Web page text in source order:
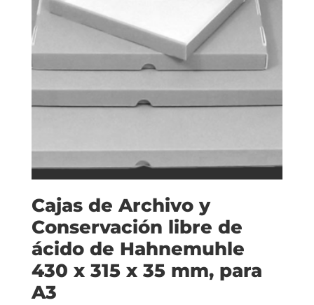
Cajas de Archivo y
Conservación libre de
ácido de Hahnemuhle
430 x 315 x 35 mm, para
A3